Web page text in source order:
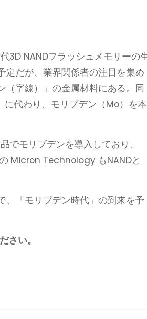
3D NANDフラッシュメモリーの
定だが、業界関係者の注目を集め
（字線）」の金属材料にある。同
に代わり、モリブデン（Mo）を本
でモリブデンを導入しており、
Micron Technology もNANDと
、「モリブデン時代」の到来を予
さい。